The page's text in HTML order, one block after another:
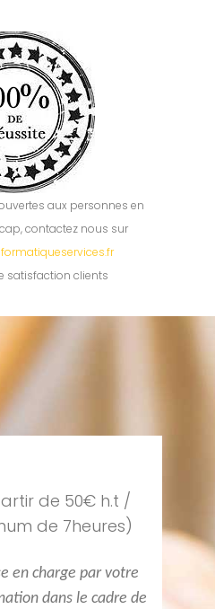
aux personnes en
contactez nous sur
satisfaction clients
de 50€ h.t /
de 7heures)
en charge par votre
dans le cadre de